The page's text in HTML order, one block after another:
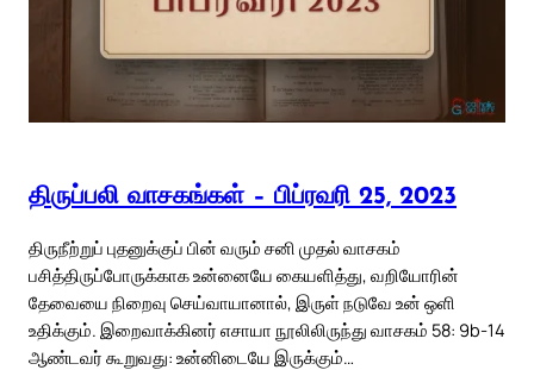
திருப்பலி வாசகங்கள் – பிப்ரவரி 25, 2023
திருநீற்றுப் புதனுக்குப் பின் வரும் சனி முதல் வாசகம்
பசித்திருப்போருக்காக உன்னையே கையளித்து, வறியோரின்
தேவையை நிறைவு செய்வாயானால், இருள் நடுவே உன் ஒளி
உதிக்கும். இறைவாக்கினர் எசாயா நூலிலிருந்து வாசகம் 58: 9b-14
ஆண்டவர் கூறுவது: உன்னிடையே இருக்கும்…